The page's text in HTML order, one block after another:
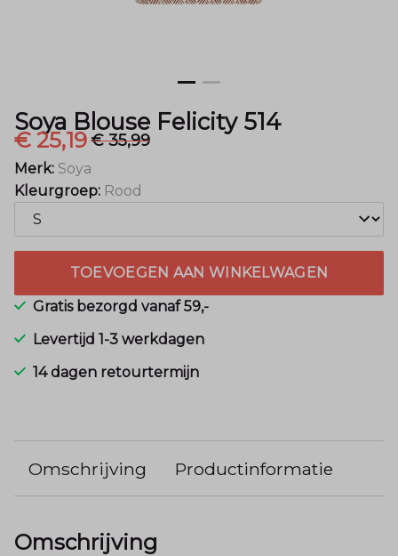
Soya Blouse Felicity 514
€ 25,19€ 35,99
Merk: Soya
Kleurgroep: Rood
TOEVOEGEN AAN WINKELWAGEN
Gratis bezorgd vanaf 59,-
Levertijd 1-3 werkdagen
14 dagen retourtermijn
Omschrijving Productinformatie
Omschrijving